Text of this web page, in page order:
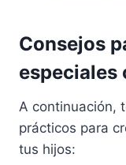
Consejos
especiales
A continuación,
prácticos para
tus hijos: